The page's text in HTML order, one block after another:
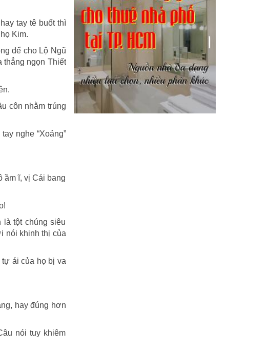
tay tê buốt thì
Kim.
để cho Lộ Ngũ
thẳng ngọn Thiết
côn nhằm trúng
nghe “Xoảng”
ầm ĩ, vị Cái bang
là tột chúng siêu
nói khinh thị của
ái của họ bị va
hay đúng hơn
nói tuy khiêm
Kỹ năng(18)
Liên Thành quyết(13)
LỘC ĐỈNH KÝ (52)
Nước ngoài(5)
Phi Hồ ngoại truyện